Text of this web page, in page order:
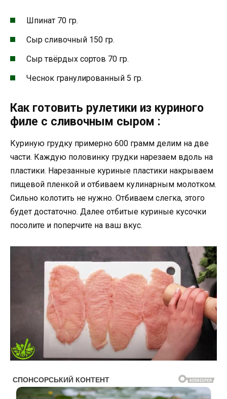
Шпинат 70 гр.
Сыр сливочный 150 гр.
Сыр твёрдых сортов 70 гр.
Чеснок гранулированный 5 гр.
Как готовить рулетики из куриного
филе с сливочным сыром :
Куриную грудку примерно 600 грамм делим на две
части. Каждую половинку грудки нарезаем вдоль на
пластики. Нарезанные куриные пластики накрываем
пищевой пленкой и отбиваем кулинарным молотком.
Сильно колотить не нужно. Отбиваем слегка, этого
будет достаточно. Далее отбитые куриные кусочки
посолите и поперчите на ваш вкус.